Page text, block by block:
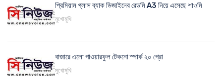
প্রিমিয়াম গ্লাস ব্যাক ডিজাইনের রেডমি A3 নিয়ে এসেছে শাওমি
মুখোমুখি
বাজারে এলো পাওয়ারফুল টেকনো স্পার্ক ২০ প্রো
মুখোমুখি